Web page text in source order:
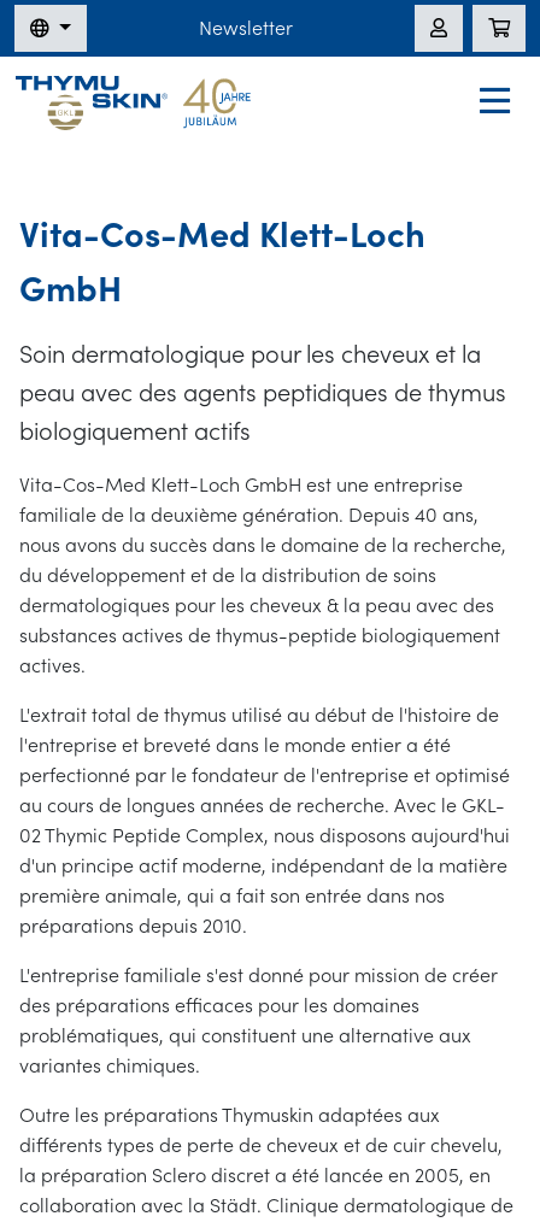
Newsletter
Vita-Cos-Med Klett-Loch
GmbH
Soin dermatologique pour les cheveux et la
peau avec des agents peptidiques de thymus
biologiquement actifs
Vita-Cos-Med Klett-Loch GmbH est une entreprise
familiale de la deuxième génération. Depuis 40 ans,
nous avons du succès dans le domaine de la recherche,
du développement et de la distribution de soins
dermatologiques pour les cheveux & la peau avec des
substances actives de thymus-peptide biologiquement
actives.
L'extrait total de thymus utilisé au début de l'histoire de
l'entreprise et breveté dans le monde entier a été
perfectionné par le fondateur de l'entreprise et optimisé
au cours de longues années de recherche. Avec le GKL-
02 Thymic Peptide Complex, nous disposons aujourd'hui
d'un principe actif moderne, indépendant de la matière
première animale, qui a fait son entrée dans nos
préparations depuis 2010.
L'entreprise familiale s'est donné pour mission de créer
des préparations efficaces pour les domaines
problématiques, qui constituent une alternative aux
variantes chimiques.
Outre les préparations Thymuskin adaptées aux
différents types de perte de cheveux et de cuir chevelu,
la préparation Sclero discret a été lancée en 2005, en
collaboration avec la Städt. Clinique dermatologique de